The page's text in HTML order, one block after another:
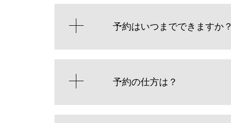
予約はいつまでできますか？
予約の仕方は？